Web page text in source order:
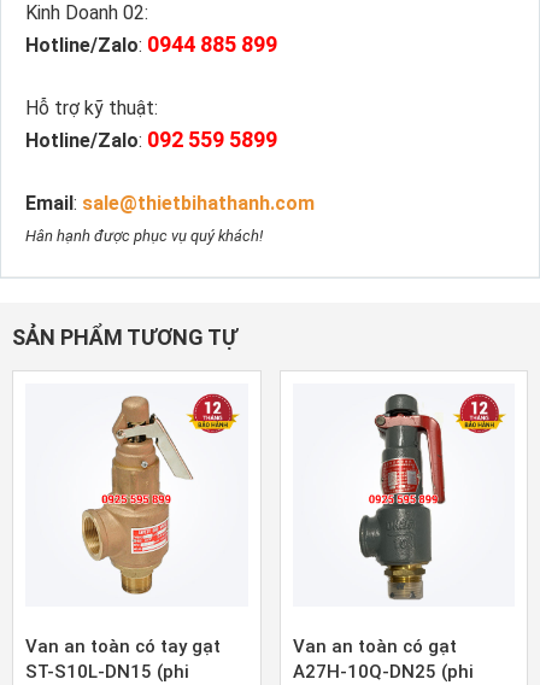
Kinh Doanh 02:
Hotline/Zalo: 0944 885 899
Hỗ trợ kỹ thuật:
Hotline/Zalo: 092 559 5899
Email: sale@thietbihathanh.com
Hân hạnh được phục vụ quý khách!
SẢN PHẨM TƯƠNG TỰ
Van an toàn có tay gạt
ST-S10L-DN15 (phi
Van an toàn có gạt
A27H-10Q-DN25 (phi